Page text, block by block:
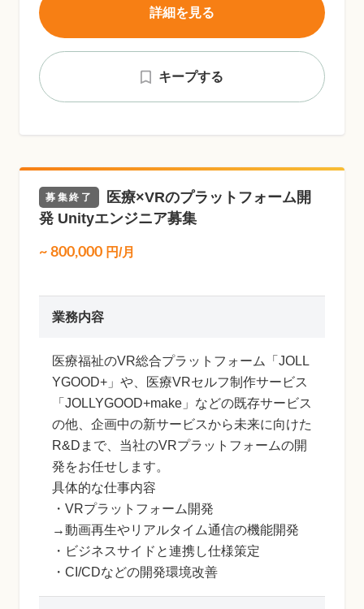
キープする
詳細を見る
募集終了
医療×VRのプラットフォーム開
発 Unityエンジニア募集
~ 800,000 円/月
業務内容
医療福祉のVR総合プラットフォーム「JOLL
YGOOD+」や、医療VRセルフ制作サービス
「JOLLYGOOD+make」などの既存サービス
の他、企画中の新サービスから未来に向けた
R&Dまで、当社のVRプラットフォームの開
発をお任せします。
具体的な仕事内容
・VRプラットフォーム開発
→動画再生やリアルタイム通信の機能開発
・ビジネスサイドと連携し仕様策定
・CI/CDなどの開発環境改善